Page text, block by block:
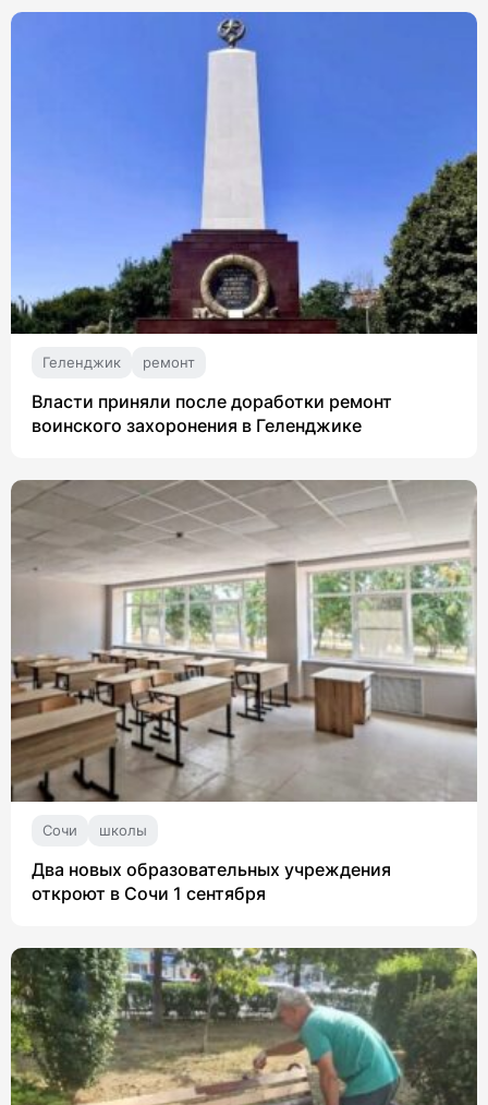
Геленджик ремонт
Власти приняли после доработки ремонт
воинского захоронения в Геленджике
Сочи школы
Два новых образовательных учреждения
откроют в Сочи 1 сентября